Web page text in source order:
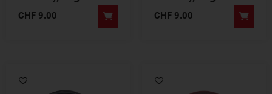
CHF 9.00 CHF 9.00